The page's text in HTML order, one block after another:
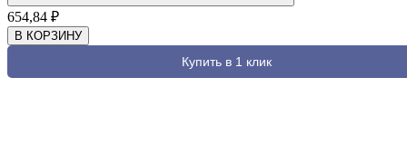
654,84 ₽
В КОРЗИНУ
Купить в 1 клик